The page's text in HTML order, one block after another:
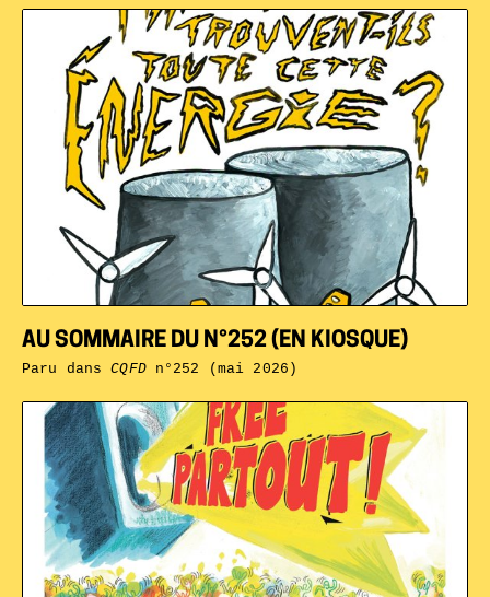
AU SOMMAIRE DU N°252 (EN KIOSQUE)
Paru dansCQFDn°252 (mai 2026)